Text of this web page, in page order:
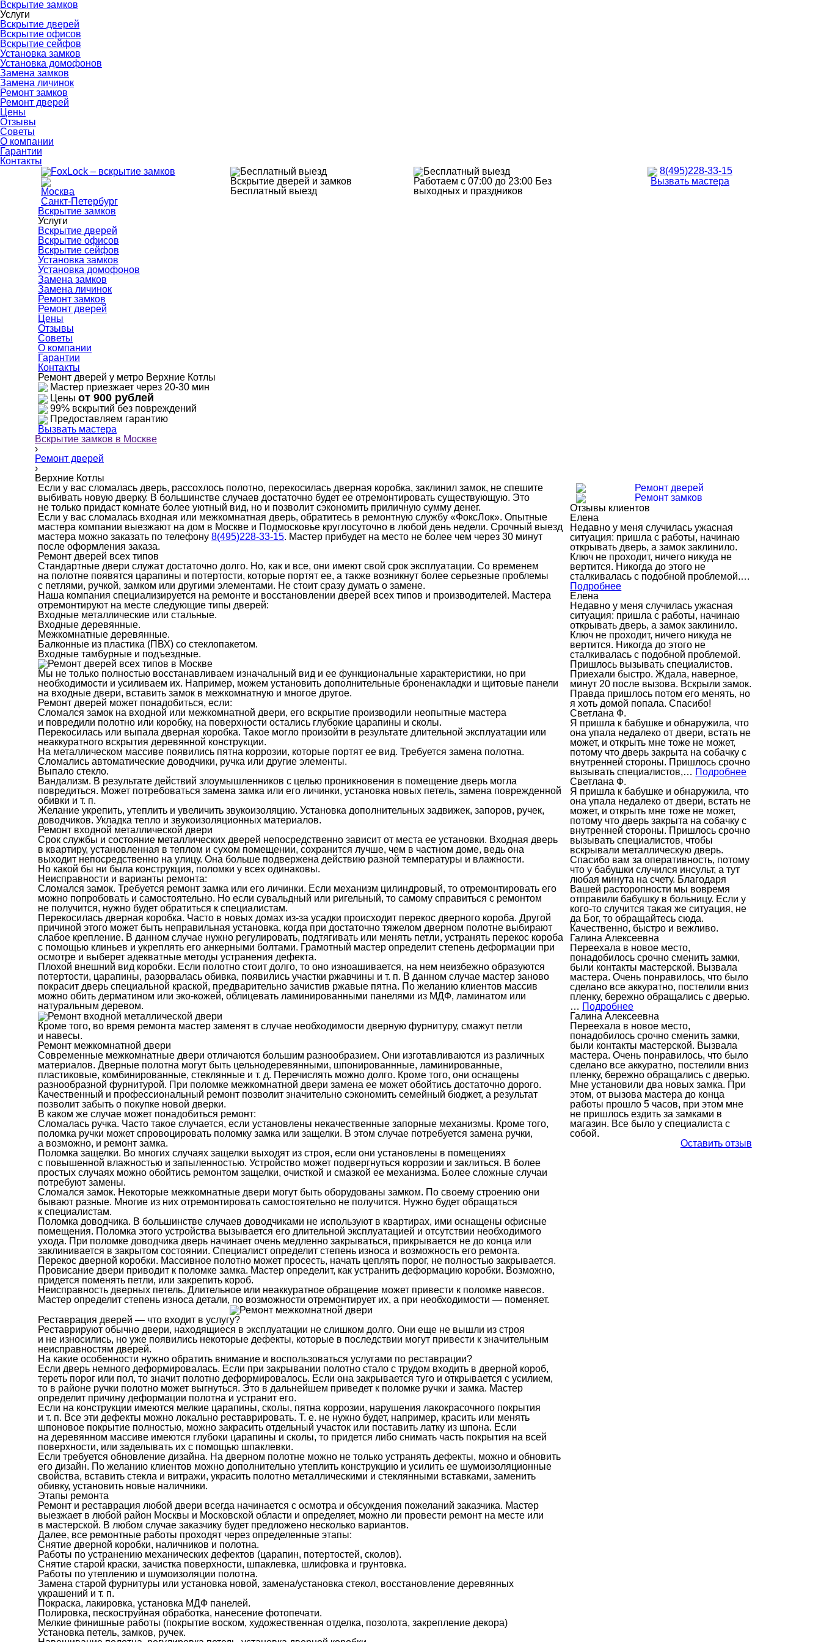
Вскрытие замков
Услуги
Вскрытие дверей
Вскрытие офисов
Вскрытие сейфов
Установка замков
Установка домофонов
Замена замков
Замена личинок
Ремонт замков
Ремонт дверей
Цены
Отзывы
Советы
О компании
Гарантии
Контакты
Москва
Санкт-Петербург
Вскрытие дверей и замков
Бесплатный выезд
Работаем с 07:00 до 23:00 Без
выходных и праздников
8(495)228-33-15
Вызвать мастера
Вскрытие замков
Услуги
Вскрытие дверей
Вскрытие офисов
Вскрытие сейфов
Установка замков
Установка домофонов
Замена замков
Замена личинок
Ремонт замков
Ремонт дверей
Цены
Отзывы
Советы
О компании
Гарантии
Контакты
Ремонт дверей у метро Верхние Котлы
Мастер приезжает через 20-30 мин
Цены от 900 рублей
99% вскрытий без повреждений
Предоставляем гарантию
Вызвать мастера
Вскрытие замков в Москве
›
Ремонт дверей
›
Верхние Котлы
Если у вас сломалась дверь, рассохлось полотно, перекосилась дверная коробка, заклинил замок, не спешите
выбивать новую дверку. В большинстве случаев достаточно будет ее отремонтировать существующую. Это
не только придаст комнате более уютный вид, но и позволит сэкономить приличную сумму денег.
Если у вас сломалась входная или межкомнатная дверь, обратитесь в ремонтную службу «ФоксЛок». Опытные
мастера компании выезжают на дом в Москве и Подмосковье круглосуточно в любой день недели. Срочный выезд
мастера можно заказать по телефону 8(495)228-33-15. Мастер прибудет на место не более чем через 30 минут
после оформления заказа.
Ремонт дверей всех типов
Стандартные двери служат достаточно долго. Но, как и все, они имеют свой срок эксплуатации. Со временем
на полотне появятся царапины и потертости, которые портят ее, а также возникнут более серьезные проблемы
с петлями, ручкой, замком или другими элементами. Не стоит сразу думать о замене.
Наша компания специализируется на ремонте и восстановлении дверей всех типов и производителей. Мастера
отремонтируют на месте следующие типы дверей:
Входные металлические или стальные.
Входные деревянные.
Межкомнатные деревянные.
Балконные из пластика (ПВХ) со стеклопакетом.
Входные тамбурные и подъездные.
Мы не только полностью восстанавливаем изначальный вид и ее функциональные характеристики, но при
необходимости и усиливаем их. Например, можем установить дополнительные броненакладки и щитовые панели
на входные двери, вставить замок в межкомнатную и многое другое.
Ремонт дверей может понадобиться, если:
Сломался замок на входной или межкомнатной двери, его вскрытие производили неопытные мастера
и повредили полотно или коробку, на поверхности остались глубокие царапины и сколы.
Перекосилась или выпала дверная коробка. Такое могло произойти в результате длительной эксплуатации или
неаккуратного вскрытия деревянной конструкции.
На металлическом массиве появились пятна коррозии, которые портят ее вид. Требуется замена полотна.
Сломались автоматические доводчики, ручка или другие элементы.
Выпало стекло.
Вандализм. В результате действий злоумышленников с целью проникновения в помещение дверь могла
повредиться. Может потребоваться замена замка или его личинки, установка новых петель, замена поврежденной
обивки и т. п.
Желание укрепить, утеплить и увеличить звукоизоляцию. Установка дополнительных задвижек, запоров, ручек,
доводчиков. Укладка тепло и звукоизоляционных материалов.
Ремонт входной металлической двери
Срок службы и состояние металлических дверей непосредственно зависит от места ее установки. Входная дверь
в квартиру, установленная в теплом и сухом помещении, сохранится лучше, чем в частном доме, ведь она
выходит непосредственно на улицу. Она больше подвержена действию разной температуры и влажности.
Но какой бы ни была конструкция, поломки у всех одинаковы.
Неисправности и варианты ремонта:
Сломался замок. Требуется ремонт замка или его личинки. Если механизм цилиндровый, то отремонтировать его
можно попробовать и самостоятельно. Но если сувальдный или ригельный, то самому справиться с ремонтом
не получится, нужно будет обратиться к специалистам.
Перекосилась дверная коробка. Часто в новых домах из-за усадки происходит перекос дверного короба. Другой
причиной этого может быть неправильная установка, когда при достаточно тяжелом дверном полотне выбирают
слабое крепление. В данном случае нужно регулировать, подтягивать или менять петли, устранять перекос короба
с помощью клиньев и укреплять его анкерными болтами. Грамотный мастер определит степень деформации при
осмотре и выберет адекватные методы устранения дефекта.
Плохой внешний вид коробки. Если полотно стоит долго, то оно изноашивается, на нем неизбежно образуются
потертости, царапины, разорвалась обивка, появились участки ржавчины и т. п. В данном случае мастер заново
покрасит дверь специальной краской, предварительно зачистив ржавые пятна. По желанию клиентов массив
можно обить дерматином или эко-кожей, облицевать ламинированными панелями из МДФ, ламинатом или
натуральным деревом.
Кроме того, во время ремонта мастер заменят в случае необходимости дверную фурнитуру, смажут петли
и навесы.
Ремонт межкомнатной двери
Современные межкомнатные двери отличаются большим разнообразием. Они изготавливаются из различных
материалов. Дверные полотна могут быть цельнодеревянными, шпонированнные, ламинированные,
пластиковые, комбинированные, стеклянные и т. д. Перечислять можно долго. Кроме того, они оснащены
разнообразной фурнитурой. При поломке межкомнатной двери замена ее может обойтись достаточно дорого.
Качественный и профессиональный ремонт позволит значительно сэкономить семейный бюджет, а результат
позволит забыть о покупке новой дверки.
В каком же случае может понадобиться ремонт:
Сломалась ручка. Часто такое случается, если установлены некачественные запорные механизмы. Кроме того,
поломка ручки может спровоцировать поломку замка или защелки. В этом случае потребуется замена ручки,
а возможно, и ремонт замка.
Поломка защелки. Во многих случаях защелки выходят из строя, если они установлены в помещениях
с повышенной влажностью и запыленностью. Устройство может подвергнуться коррозии и заклиться. В более
простых случаях можно обойтись ремонтом защелки, очисткой и смазкой ее механизма. Более сложные случаи
потребуют замены.
Сломался замок. Некоторые межкомнатные двери могут быть оборудованы замком. По своему строению они
бывают разные. Многие из них отремонтировать самостоятельно не получится. Нужно будет обращаться
к специалистам.
Поломка доводчика. В большинстве случаев доводчиками не используют в квартирах, ими оснащены офисные
помещения. Поломка этого устройства вызывается его длительной эксплуатацией и отсутствии необходимого
ухода. При поломке доводчика дверь начинает очень медленно закрываться, прикрывается не до конца или
заклинивается в закрытом состоянии. Специалист определит степень износа и возможность его ремонта.
Перекос дверной коробки. Массивное полотно может просесть, начать цеплять порог, не полностью закрывается.
Провисание двери приводит к поломке замка. Мастер определит, как устранить деформацию коробки. Возможно,
придется поменять петли, или закрепить короб.
Неисправность дверных петель. Длительное или неаккуратное обращение может привести к поломке навесов.
Мастер определит степень износа детали, по возможности отремонтирует их, а при необходимости — поменяет.
Реставрация дверей — что входит в услугу?
Реставрируют обычно двери, находящиеся в эксплуатации не слишком долго. Они еще не вышли из строя
и не износились, но уже появились некоторые дефекты, которые в последствии могут привести к значительным
неисправностям дверей.
На какие особенности нужно обратить внимание и воспользоваться услугами по реставрации?
Если дверь немного деформировалась. Если при закрывании полотно стало с трудом входить в дверной короб,
тереть порог или пол, то значит полотно деформировалось. Если она закрывается туго и открывается с усилием,
то в районе ручки полотно может выгнуться. Это в дальнейшем приведет к поломке ручки и замка. Мастер
определит причину деформации полотна и устранит его.
Если на конструкции имеются мелкие царапины, сколы, пятна коррозии, нарушения лакокрасочного покрытия
и т. п. Все эти дефекты можно локально реставрировать. Т. е. не нужно будет, например, красить или менять
шпоновое покрытие полностью, можно закрасить отдельный участок или поставить латку из шпона. Если
на деревянном массиве имеются глубоки царапины и сколы, то придется либо снимать часть покрытия на всей
поверхности, или заделывать их с помощью шпаклевки.
Если требуется обновление дизайна. На дверном полотне можно не только устранять дефекты, можно и обновить
его дизайн. По желанию клиентов можно дополнительно утеплить конструкцию и усилить ее шумоизоляционные
свойства, вставить стекла и витражи, украсить полотно металлическими и стеклянными вставками, заменить
обивку, установить новые наличники.
Этапы ремонта
Ремонт и реставрация любой двери всегда начинается с осмотра и обсуждения пожеланий заказчика. Мастер
выезжает в любой район Москвы и Московской области и определяет, можно ли провести ремонт на месте или
в мастерской. В любом случае заказчику будет предложено несколько вариантов.
Далее, все ремонтные работы проходят через определенные этапы:
Снятие дверной коробки, наличников и полотна.
Работы по устранению механических дефектов (царапин, потертостей, сколов).
Снятие старой краски, зачистка поверхности, шпаклевка, шлифовка и грунтовка.
Работы по утеплению и шумоизоляции полотна.
Замена старой фурнитуры или установка новой, замена/установка стекол, восстановление деревянных
украшений и т. п.
Покраска, лакировка, установка МДФ панелей.
Полировка, пескоструйная обработка, нанесение фотопечати.
Мелкие финишные работы (покрытие воском, художественная отделка, позолота, закрепление декора)
Установка петель, замков, ручек.
Ремонт дверей
Ремонт замков
Отзывы клиентов
Елена
Недавно у меня случилась ужасная
ситуация: пришла с работы, начинаю
открывать дверь, а замок заклинило.
Ключ не проходит, ничего никуда не
вертится. Никогда до этого не
сталкивалась с подобной проблемой.…
Подробнее
Елена
Недавно у меня случилась ужасная
ситуация: пришла с работы, начинаю
открывать дверь, а замок заклинило.
Ключ не проходит, ничего никуда не
вертится. Никогда до этого не
сталкивалась с подобной проблемой.
Пришлось вызывать специалистов.
Приехали быстро. Ждала, наверное,
минут 20 после вызова. Вскрыли замок.
Правда пришлось потом его менять, но
я хоть домой попала. Спасибо!
Светлана Ф.
Я пришла к бабушке и обнаружила, что
она упала недалеко от двери, встать не
может, и открыть мне тоже не может,
потому что дверь закрыта на собачку с
внутренней стороны. Пришлось срочно
вызывать специалистов,… Подробнее
Светлана Ф.
Я пришла к бабушке и обнаружила, что
она упала недалеко от двери, встать не
может, и открыть мне тоже не может,
потому что дверь закрыта на собачку с
внутренней стороны. Пришлось срочно
вызывать специалистов, чтобы
вскрывали металлическую дверь.
Спасибо вам за оперативность, потому
что у бабушки случился инсульт, а тут
любая минута на счету. Благодаря
Вашей расторопности мы вовремя
отправили бабушку в больницу. Если у
кого-то случится такая же ситуация, не
да Бог, то обращайтесь сюда.
Качественно, быстро и вежливо.
Галина Алексеевна
Переехала в новое место,
понадобилось срочно сменить замки,
были контакты мастерской. Вызвала
мастера. Очень понравилось, что было
сделано все аккуратно, постелили вниз
пленку, бережно обращались с дверью.
… Подробнее
Галина Алексеевна
Переехала в новое место,
понадобилось срочно сменить замки,
были контакты мастерской. Вызвала
мастера. Очень понравилось, что было
сделано все аккуратно, постелили вниз
пленку, бережно обращались с дверью.
Мне установили два новых замка. При
этом, от вызова мастера до конца
работы прошло 5 часов, при этом мне
не пришлось ездить за замками в
магазин. Все было у специалиста с
собой.
Оставить отзыв